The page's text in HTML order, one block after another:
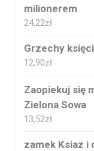
milionerem
24,22zł
Grzechy
12,90zł
Zaopiekuj się
Zielona Sowa
13,52zł
zamek Ksiaz i